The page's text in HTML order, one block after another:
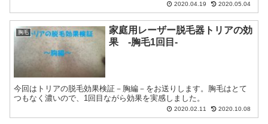
2020.04.19 2020.05.04
胸毛
家庭用レーザー脱毛器トリアの効
果 -胸毛1回目-
今回はトリアの脱毛効果検証－胸編－をお送りします。胸毛はとて
つもなく濃いので、1回目ながら効果を実感しました。
2020.02.11 2020.10.08